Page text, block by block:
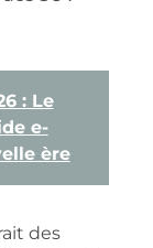
: Le
e-
ère
des